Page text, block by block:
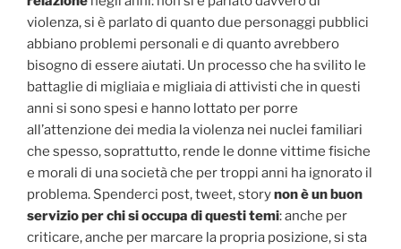
violenza, si è parlato di quanto due personaggi pubblici
abbiano problemi personali e di quanto avrebbero
bisogno di essere aiutati. Un processo che ha svilito le
battaglie di migliaia e migliaia di attivisti che in questi
anni si sono spesi e hanno lottato per porre
all’attenzione dei media la violenza nei nuclei familiari
che spesso, soprattutto, rende le donne vittime fisiche
e morali di una società che per troppi anni ha ignorato il
problema. Spenderci post, tweet, storynon è un buon
servizio per chi si occupa di questi temi: anche per
criticare, anche per marcare la propria posizione, si sta